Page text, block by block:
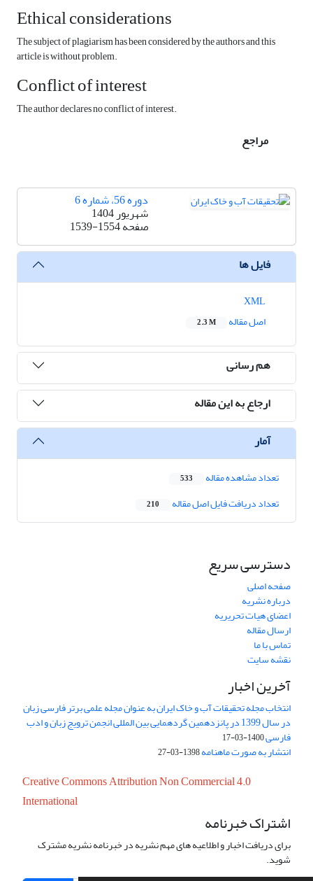
Ethical considerations
The subject of plagiarism has been considered by the authors and this
article is without problem.
Conflict of interest
The author declares no conflict of interest.
مراجع
دوره 56، شماره 6
شهریور 1404
صفحه1539-1554
فایل ها
اصل مقاله
2.3 M
هم رسانی
ارجاع به این مقاله
آمار
تعداد مشاهده مقاله 533
تعداد دریافت فایل اصل مقاله 210
دسترسی سریع
صفحه اصلی
درباره نشریه
اعضای هیات تحریریه
ارسال مقاله
تماس با ما
نقشه سایت
آخرین اخبار
انتخاب مجله تحقیقات آب و خاک ایران به عنوان مجله علمی برتر فارسی زبان
در سال 1399 در پانزدهمین گردهمایی بین المللی انجمن ترویج زبان و ادب
فارسی1400-03-17
انتشار به صورت ماهنامه1398-03-27
Creative Commons Attribution Non Commercial 4.0
International
اشتراک خبرنامه
برای دریافت اخبار و اطلاعیه های مهم نشریه در خبرنامه نشریه مشترک
شوید.